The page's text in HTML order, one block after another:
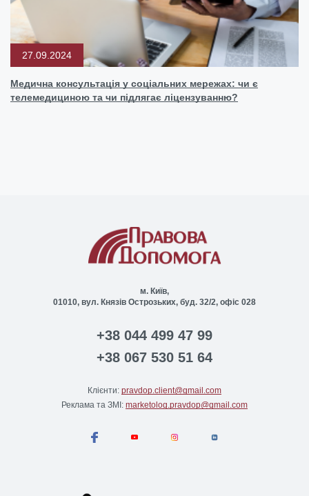
27.09.2024
Медична консультація у соціальних мережах: чи є
телемедициною та чи підлягає ліцензуванню?
м. Київ,
01010, вул. Князів Острозьких, буд. 32/2, офіс 028
+38 044 499 47 99
+38 067 530 51 64
Клієнти: pravdop.client@gmail.com
Реклама та ЗМІ: marketolog.pravdop@gmail.com